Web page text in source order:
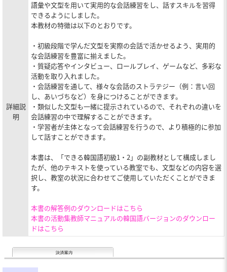
詳細説
明
語彙や文型を用いて実用的な会話練習をし、話すスキルを習得
できるようにしました。
本教材の特徴は以下のとおりです。
・初級段階で学んだ文型を実際の会話で活かせるよう、実用的
な会話練習を豊富に揃えました。
・質疑応答やインタビュー、ロールプレイ、ゲームなど、多彩な
活動を取り入れました。
・会話練習を通して、様々な会話のストラテジー（例：言い回
し、あいづちなど）を身につけることができます。
・類似した文型も一緒に提示されているので、それぞれの違いを
会話練習の中で理解することができます。
・学習者が主体となって会話練習を行うので、より積極的に参加
して話すことができます。
本書は、「できる韓国語初級1・2」の副教材として構成しまし
たが、他のテキストを使っている教室でも、文型などの内容を選
択し、教室の状況に合わせてご使用していただくことができま
す。
本書の解答例のダウンロードはこちら
本書の活動集教師マニュアルの韓国語バージョンのダウンロー
ドはこちら